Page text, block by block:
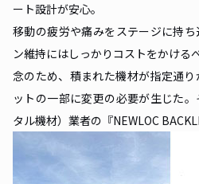
ート設計が安心。
移動の疲労や痛みをステージに持
ン維持にはしっかりコストをかける
念のため、積まれた機材が指定通
ットの一部に変更の必要が生じた
タル機材）業者の『NEWLOC